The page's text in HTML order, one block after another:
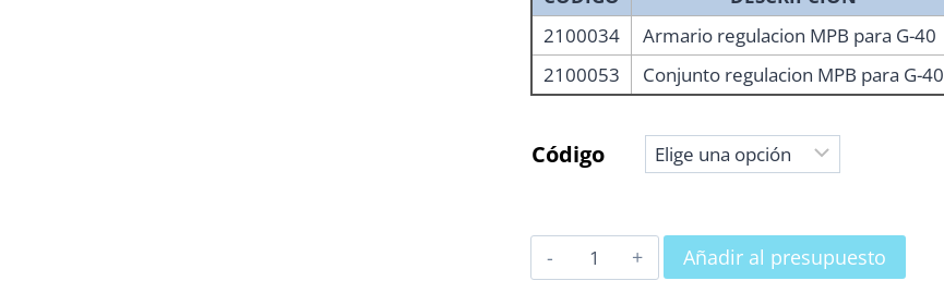
2100034
Armario regulacion MPB para G-40
2100053
Conjunto regulacion MPB para G-40
Código
ARMARIO
MPB
Añadir al presupuesto